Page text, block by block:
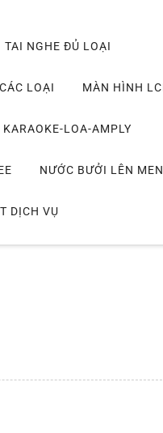
TAI NGHE ĐỦ LOẠI
LOẠI MÀN HÌNH
KARAOKE-LOA-AMPLY
NƯỚC BƯỞI LÊN MEN
DỊCH VỤ